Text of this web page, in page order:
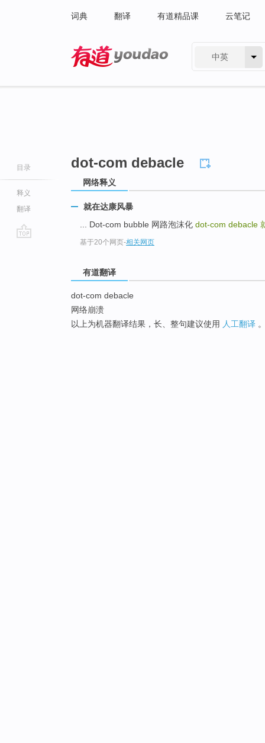
词典 翻译 有道精品课 云笔记
中英
目录
释义
翻译
dot-com debacle
网络释义
就在达康风暴
... Dot-com bubble 网路泡沫化 dot-com debacle
基于20个网页-相关网页
有道翻译
dot-com debacle
网络崩溃
以上为机器翻译结果，长、整句建议使用 人工翻译